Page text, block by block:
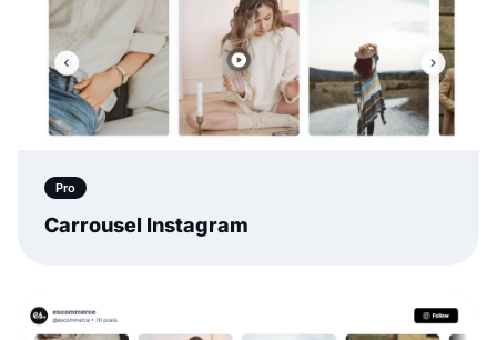
Pro
Carrousel Instagram